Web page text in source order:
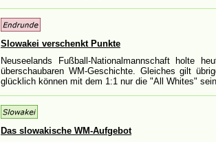
Slowakei verschenkt Punkte
Neuseelands Fußball-Nationalmannschaft holte
überschaubaren WM-Geschichte. Gleiches gilt
glücklich können mit dem 1:1 nur die "All Whites"
Das slowakische WM-Aufgebot